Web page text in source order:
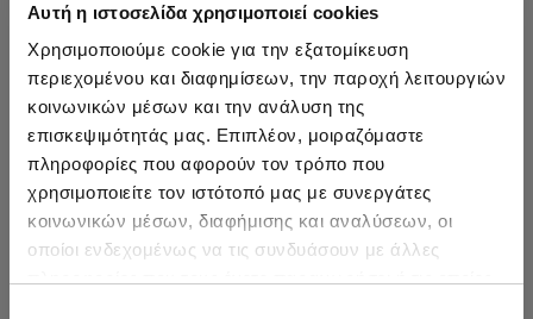
Αυτή η ιστοσελίδα χρησιμοποιεί cookies
Χρησιμοποιούμε cookie για την εξατομίκευση
περιεχομένου και διαφημίσεων, την παροχή λειτουργιών
κοινωνικών μέσων και την ανάλυση της
επισκεψιμότητάς μας. Επιπλέον, μοιραζόμαστε
πληροφορίες που αφορούν τον τρόπο που
χρησιμοποιείτε τον ιστότοπό μας με συνεργάτες
κοινωνικών μέσων, διαφήμισης και αναλύσεων, οι
οποίοι ενδεχομένως να τις συνδυάσουν με άλλες
Short Sleeve Women's Top
w/ TENCEL™
Women's Long Shorts w/